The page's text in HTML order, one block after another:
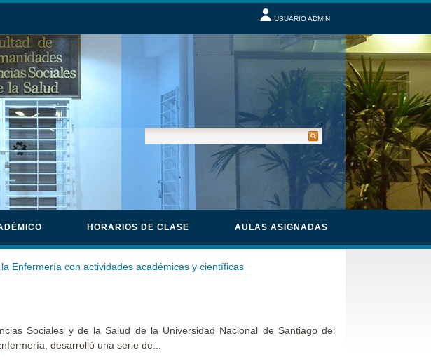
USUARIO ADMIN
HORARIOS DE CLASE AULAS ASIGNADAS
Enfermería con actividades académicas y científicas
Sociales y de la Salud de la Universidad Nacional de Santiago del
desarrolló una serie de...